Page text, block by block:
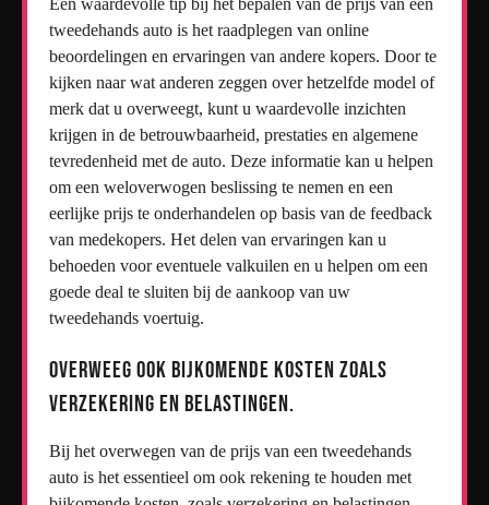
tweedehands auto is het raadplegen van online
beoordelingen en ervaringen van andere kopers. Door te
kijken naar wat anderen zeggen over hetzelfde model of
merk dat u overweegt, kunt u waardevolle inzichten
krijgen in de betrouwbaarheid, prestaties en algemene
tevredenheid met de auto. Deze informatie kan u helpen
om een weloverwogen beslissing te nemen en een
eerlijke prijs te onderhandelen op basis van de feedback
van medekopers. Het delen van ervaringen kan u
behoeden voor eventuele valkuilen en u helpen om een
goede deal te sluiten bij de aankoop van uw
tweedehands voertuig.
Overweeg ook bijkomende kosten zoals
verzekering en belastingen.
Bij het overwegen van de prijs van een tweedehands
auto is het essentieel om ook rekening te houden met